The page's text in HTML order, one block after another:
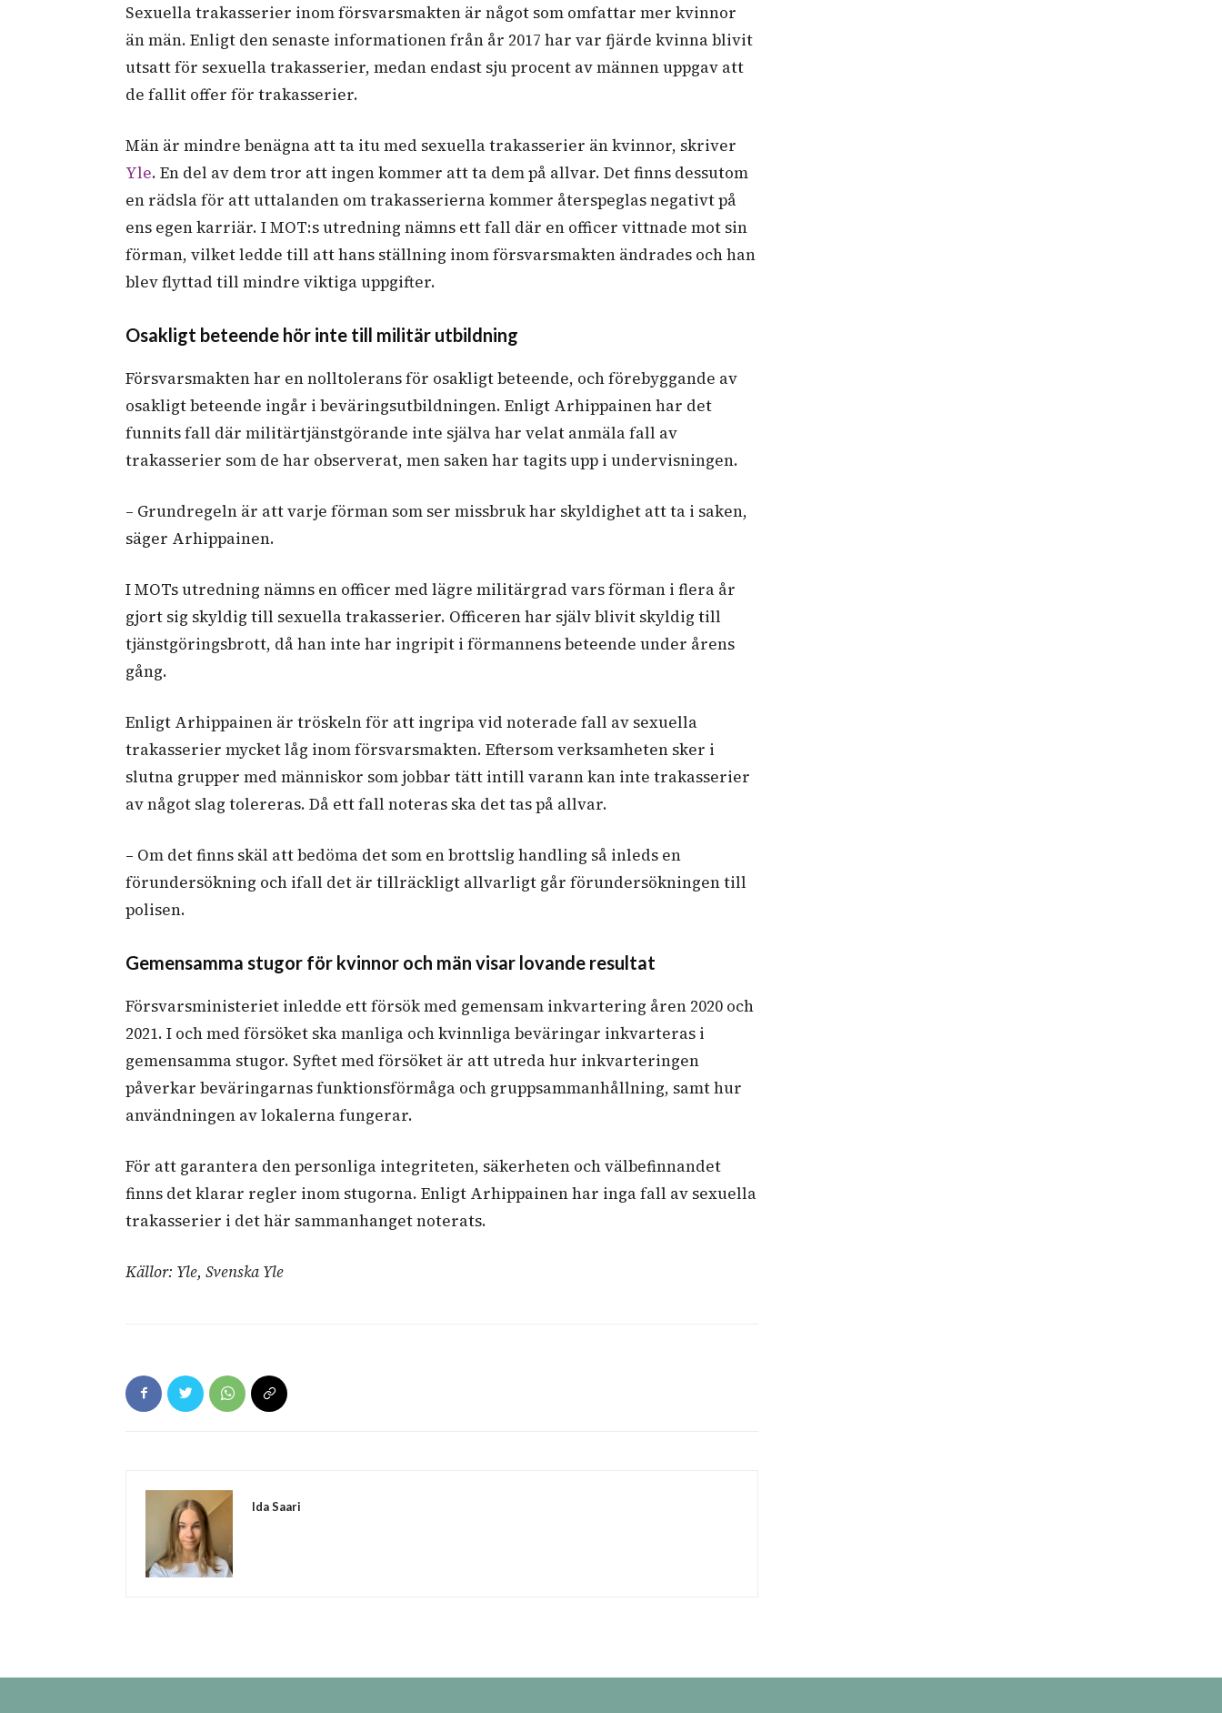
Sexuella trakasserier inom försvarsmakten är något som omfattar mer kvinnor
än män. Enligt den senaste informationen från år 2017 har var fjärde kvinna blivit
utsatt för sexuella trakasserier, medan endast sju procent av männen uppgav att
de fallit offer för trakasserier.
Män är mindre benägna att ta itu med sexuella trakasserier än kvinnor, skriver
Yle. En del av dem tror att ingen kommer att ta dem på allvar. Det finns dessutom
en rädsla för att uttalanden om trakasserierna kommer återspeglas negativt på
ens egen karriär. I MOT:s utredning nämns ett fall där en officer vittnade mot sin
förman, vilket ledde till att hans ställning inom försvarsmakten ändrades och han
blev flyttad till mindre viktiga uppgifter.
Osakligt beteende hör inte till militär utbildning
Försvarsmakten har en nolltolerans för osakligt beteende, och förebyggande av
osakligt beteende ingår i beväringsutbildningen. Enligt Arhippainen har det
funnits fall där militärtjänstgörande inte själva har velat anmäla fall av
trakasserier som de har observerat, men saken har tagits upp i undervisningen.
– Grundregeln är att varje förman som ser missbruk har skyldighet att ta i saken,
säger Arhippainen.
I MOTs utredning nämns en officer med lägre militärgrad vars förman i flera år
gjort sig skyldig till sexuella trakasserier. Officeren har själv blivit skyldig till
tjänstgöringsbrott, då han inte har ingripit i förmannens beteende under årens
gång.
Enligt Arhippainen är tröskeln för att ingripa vid noterade fall av sexuella
trakasserier mycket låg inom försvarsmakten. Eftersom verksamheten sker i
slutna grupper med människor som jobbar tätt intill varann kan inte trakasserier
av något slag tolereras. Då ett fall noteras ska det tas på allvar.
– Om det finns skäl att bedöma det som en brottslig handling så inleds en
förundersökning och ifall det är tillräckligt allvarligt går förundersökningen till
polisen.
Gemensamma stugor för kvinnor och män visar lovande resultat
Försvarsministeriet inledde ett försök med gemensam inkvartering åren 2020 och
2021. I och med försöket ska manliga och kvinnliga beväringar inkvarteras i
gemensamma stugor. Syftet med försöket är att utreda hur inkvarteringen
påverkar beväringarnas funktionsförmåga och gruppsammanhållning, samt hur
användningen av lokalerna fungerar.
För att garantera den personliga integriteten, säkerheten och välbefinnandet
finns det klarar regler inom stugorna. Enligt Arhippainen har inga fall av sexuella
trakasserier i det här sammanhanget noterats.
Källor: Yle, Svenska Yle
Ida Saari